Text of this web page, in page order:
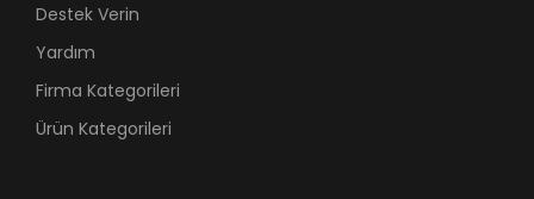
Destek Verin
Yardım
Firma Kategorileri
Ürün Kategorileri